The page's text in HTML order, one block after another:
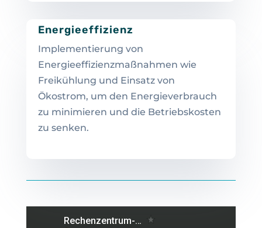
Energieeffizienz
Implementierung von
Energieeffizienzmaßnahmen wie
Freikühlung und Einsatz von
Ökostrom, um den Energieverbrauch
zu minimieren und die Betriebskosten
zu senken.